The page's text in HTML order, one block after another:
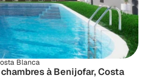
Blanca
à Benijofar, Costa